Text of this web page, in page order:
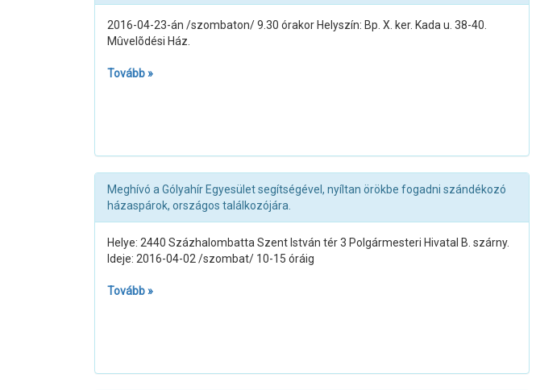
2016-04-23-án /szombaton/ 9.30 órakor Helyszín: Bp. X. ker. Kada u. 38-40.
Mûvelõdési Ház.
Tovább »
Meghívó a Gólyahír Egyesület segítségével, nyíltan örökbe fogadni szándékozó
házaspárok, országos találkozójára.
Helye: 2440 Százhalombatta Szent István tér 3 Polgármesteri Hivatal B. szárny.
Ideje: 2016-04-02 /szombat/ 10-15 óráig
Tovább »